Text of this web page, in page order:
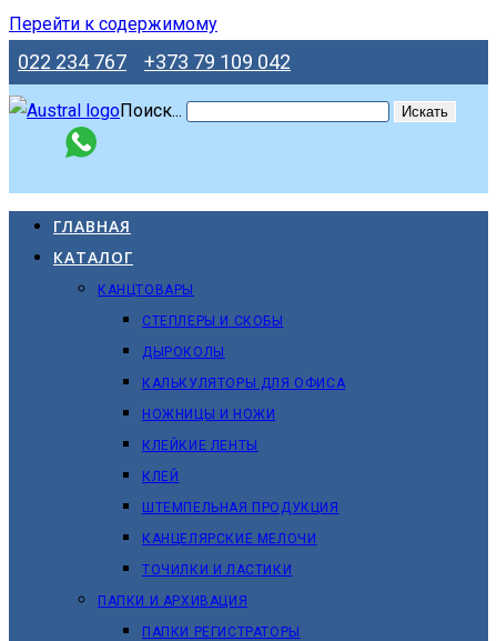
Перейти к содержимому
022 234 767 +373 79 109 042
Поиск... Искать
ГЛАВНАЯ
КАТАЛОГ
КАНЦТОВАРЫ
СТЕПЛЕРЫ И СКОБЫ
ДЫРОКОЛЫ
КАЛЬКУЛЯТОРЫ ДЛЯ ОФИСА
НОЖНИЦЫ И НОЖИ
КЛЕЙКИЕ ЛЕНТЫ
КЛЕЙ
ШТЕМПЕЛЬНАЯ ПРОДУКЦИЯ
КАНЦЕЛЯРСКИЕ МЕЛОЧИ
ТОЧИЛКИ И ЛАСТИКИ
ПАПКИ И АРХИВАЦИЯ
ПАПКИ РЕГИСТРАТОРЫ